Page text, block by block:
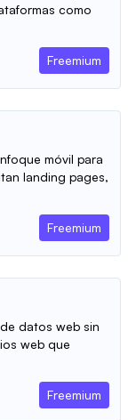
como
Freemium
móvil para
landing pages,
Freemium
datos web sin
web que
Freemium